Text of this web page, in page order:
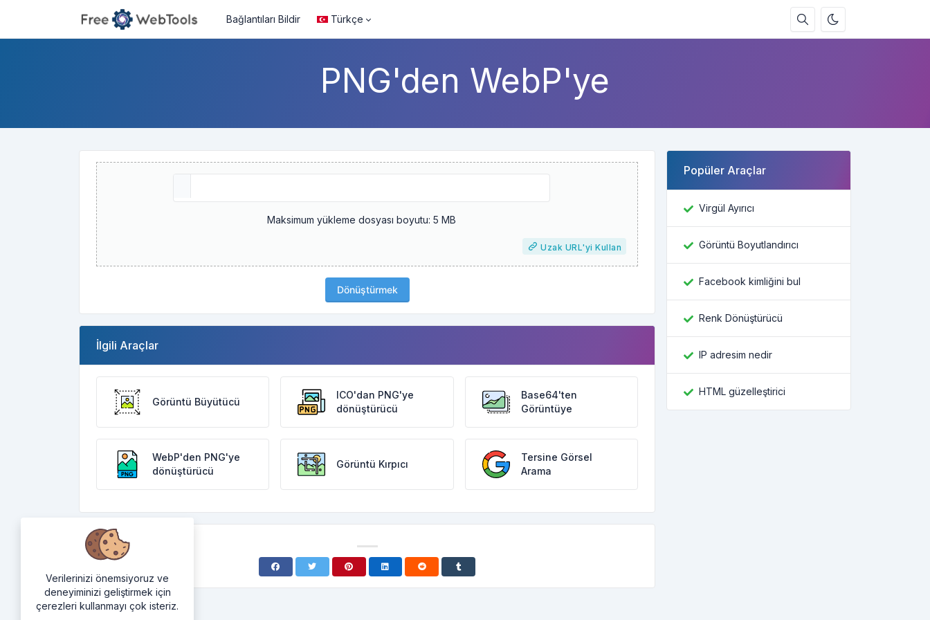
Bağlantıları Bildir Türkçe
PNG'den WebP'ye
Maksimum yükleme dosyası boyutu: 5 MB
Uzak URL'yi Kullan
Dönüştürmek
İlgili Araçlar
Görüntü Büyütücü
ICO'dan PNG'ye
dönüştürücü
Base64'ten
Görüntüye
WebP'den PNG'ye
dönüştürücü
Görüntü Kırpıcı
Tersine Görsel
Arama
Popüler Araçlar
Virgül Ayırıcı
Görüntü Boyutlandırıcı
Facebook kimliğini bul
Renk Dönüştürücü
IP adresim nedir
HTML güzelleştirici
Verilerinizi önemsiyoruz ve
deneyiminizi geliştirmek için
çerezleri kullanmayı çok isteriz.